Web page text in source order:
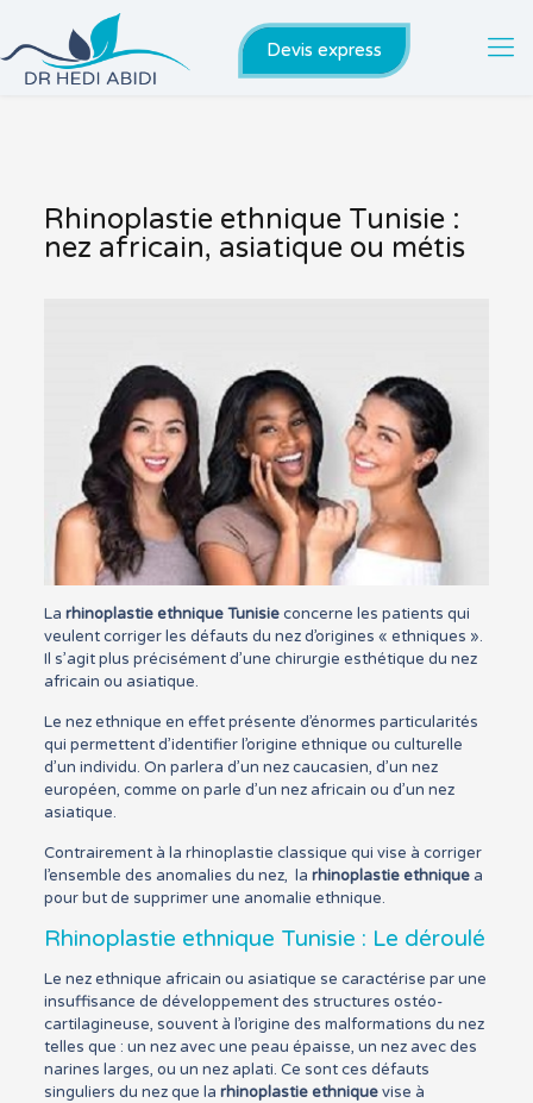
Devis express
Rhinoplastie ethnique Tunisie :
nez africain, asiatique ou métis
La rhinoplastie ethnique Tunisieconcerne les patients qui
veulent corriger les défauts du nez d’origines « ethniques ».
Il s’agit plus précisément d’une chirurgie esthétique du nez
africain ou asiatique.
Le nez ethnique en effet présente d’énormes particularités
qui permettent d’identifier l’origine ethnique ou culturelle
d’un individu. On parlera d’un nez caucasien, d’un nez
européen, comme on parle d’un nez africain ou d’un nez
asiatique.
Contrairement à la rhinoplastie classique qui vise à corriger
l’ensemble des anomalies du nez, la rhinoplastie ethniquea
pour but de supprimer une anomalie ethnique.
Rhinoplastie ethnique Tunisie : Le déroulé
Le nez ethnique africain ou asiatique se caractérise par une
insuffisance de développement des structures ostéo-
cartilagineuse, souvent à l’origine des malformations du nez
telles que : un nez avec une peau épaisse, un nez avec des
narines larges, ou un nez aplati. Ce sont ces défauts
singuliers du nez que la rhinoplastie ethniquevise à